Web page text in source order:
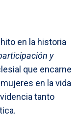
en la historia
y
que encarne
en la vida
tanto